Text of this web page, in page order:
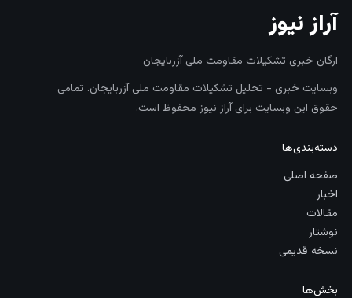
آراز نیوز
ارگان خبری تشکیلات مقاومت ملی آزربایجان
وبسایت خبری - تحلیل تشکیلات مقاومت ملی آزربایجان. تمامی
حقوق این وبسایت برای آراز نیوز محفوظ است.
دسته‌بندی‌ها
صفحه اصلی
اخبار
مقالات
نوشتار
نسخه قدیمی
بخش‌ها